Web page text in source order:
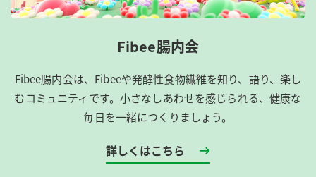
Fibee腸内会
Fibee腸内会は、​Fibeeや発酵性食物繊維を知り、語り、楽し
むコミュニティです。​小さなしあわせを感じられる、健康な
毎日を一緒につくりましょう。
詳しくはこちら